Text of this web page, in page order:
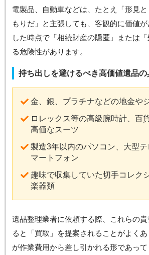
電製品、自動車などは、たとえ「形見
もりだ」と主張しても、客観的に価値
した時点で「相続財産の隠匿」または
る危険性があります。
持ち出しを避けるべき高価値遺品の
金、銀、プラチナなどの地金や
ロレックス等の高級腕時計、百
高価なスーツ
製造3年以内のパソコン、大型
マートフォン
趣味で収集していた切手コレク
楽器類
遺品整理業者に依頼する際、これらの
ると「買取」を提案されることがよく
が作業費用から差し引かれる形であっ